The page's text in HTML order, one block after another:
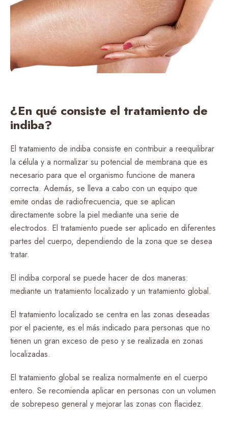
¿En qué consiste el tratamiento de
indiba?
El tratamiento de indiba consiste en contribuir a reequilibrar
la célula y a normalizar su potencial de membrana que es
necesario para que el organismo funcione de manera
correcta. Además, se lleva a cabo con un equipo que
emite ondas de radiofrecuencia, que se aplican
directamente sobre la piel mediante una serie de
electrodos. El tratamiento puede ser aplicado en diferentes
partes del cuerpo, dependiendo de la zona que se desea
tratar.
El indiba corporal se puede hacer de dos maneras:
mediante un tratamiento localizado y un tratamiento global.
El tratamiento localizado se centra en las zonas deseadas
por el paciente, es el más indicado para personas que no
tienen un gran exceso de peso y se realizada en zonas
localizadas.
El tratamiento global se realiza normalmente en el cuerpo
entero. Se recomienda aplicar en personas con un volumen
de sobrepeso general y mejorar las zonas con flacidez.